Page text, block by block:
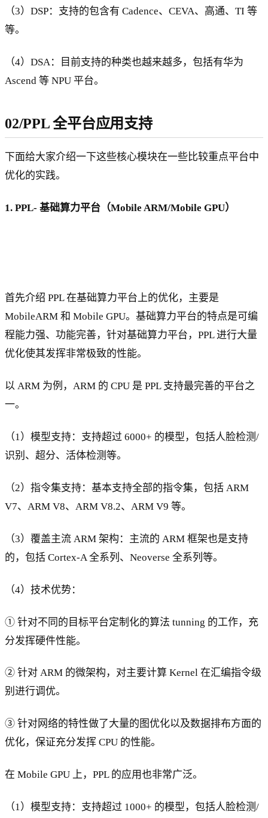
（3）DSP：支持的包含有 Cadence、CEVA、高通、TI 等
等。
（4）DSA：目前支持的种类也越来越多，包括有华为
Ascend 等 NPU 平台。
02/PPL 全平台应用支持
下面给大家介绍一下这些核心模块在一些比较重点平台中
优化的实践。
1. PPL- 基础算力平台（Mobile ARM/Mobile GPU）
首先介绍 PPL 在基础算力平台上的优化，主要是
MobileARM 和 Mobile GPU。基础算力平台的特点是可编
程能力强、功能完善，针对基础算力平台，PPL 进行大量
优化使其发挥非常极致的性能。
以 ARM 为例，ARM 的 CPU 是 PPL 支持最完善的平台之
一。
（1）模型支持：支持超过 6000+ 的模型，包括人脸检测/
识别、超分、活体检测等。
（2）指令集支持：基本支持全部的指令集，包括 ARM
V7、ARM V8、ARM V8.2、ARM V9 等。
（3）覆盖主流 ARM 架构：主流的 ARM 框架也是支持
的，包括 Cortex-A 全系列、Neoverse 全系列等。
（4）技术优势：
① 针对不同的目标平台定制化的算法 tunning 的工作，充
分发挥硬件性能。
② 针对 ARM 的微架构，对主要计算 Kernel 在汇编指令级
别进行调优。
③ 针对网络的特性做了大量的图优化以及数据排布方面的
优化，保证充分发挥 CPU 的性能。
在 Mobile GPU 上，PPL 的应用也非常广泛。
（1）模型支持：支持超过 1000+ 的模型，包括人脸检测/